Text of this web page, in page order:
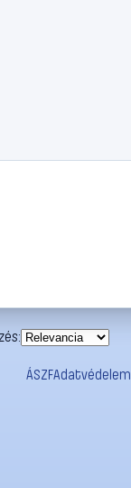
ÁSZFAdatvédelem